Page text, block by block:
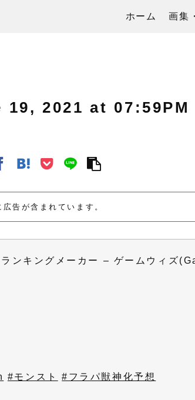
ホーム 画集
19, 2021 at 07:59PM
広告が含まれています。
ンキングメーカー – ゲームウィズ
#モンスト #フラパ獣神化予想